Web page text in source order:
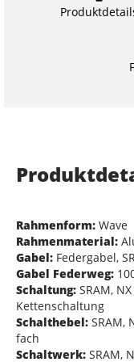
Rahmenform: Wave
Rahmenmaterial:
Gabel: Federgabel,
Gabel Federweg:
Schaltung: SRAM,
Kettenschaltung
Schalthebel: SRAM,
fach
Schaltwerk: SRAM,